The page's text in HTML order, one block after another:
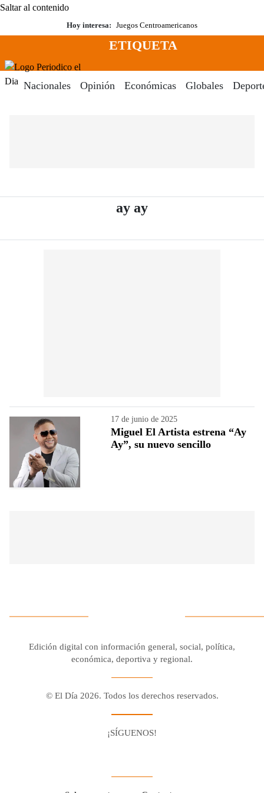
Saltar al contenido
Hoy interesa: Juegos Centroamericanos
Menú
ETIQUETA
Nacionales Opinión Económicas Globales
ay ay- Periódico El Dia
17 de junio de 2025
Miguel El Artista estrena “Ay
Ay”, su nuevo sencillo
Edición digital con información general, social, política,
económica, deportiva y regional.
© El Día 2026. Todos los derechos reservados.
¡SÍGUENOS!